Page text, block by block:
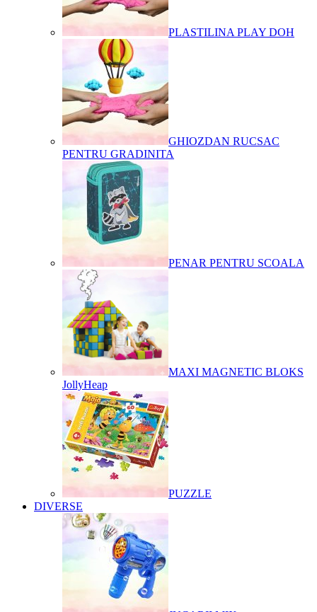
PLASTILINA PLAY DOH
GHIOZDAN RUCSAC
PENTRU GRADINITA
PENAR PENTRU SCOALA
MAXI MAGNETIC BLOKS
JollyHeap
PUZZLE
DIVERSE